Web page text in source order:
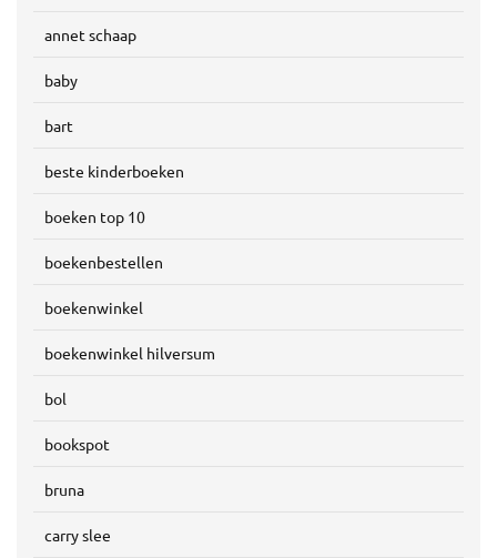
annet schaap
baby
bart
beste kinderboeken
boeken top 10
boekenbestellen
boekenwinkel
boekenwinkel hilversum
bol
bookspot
bruna
carry slee